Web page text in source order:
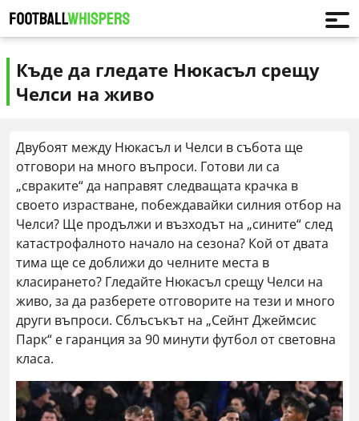
Къде да гледате Нюкасъл срещу
Челси на живо
Двубоят между Нюкасъл и Челси в събота ще
отговори на много въпроси. Готови ли са
„свраките“ да направят следващата крачка в
своето израстване, побеждавайки силния отбор на
Челси? Ще продължи и възходът на „сините“ след
катастрофалното начало на сезона? Кой от двата
тима ще се доближи до челните места в
класирането? Гледайте Нюкасъл срещу Челси на
живо, за да разберете отговорите на тези и много
други въпроси. Сблъсъкът на „Сейнт Джеймсис
Парк“ е гаранция за 90 минути футбол от световна
класа.